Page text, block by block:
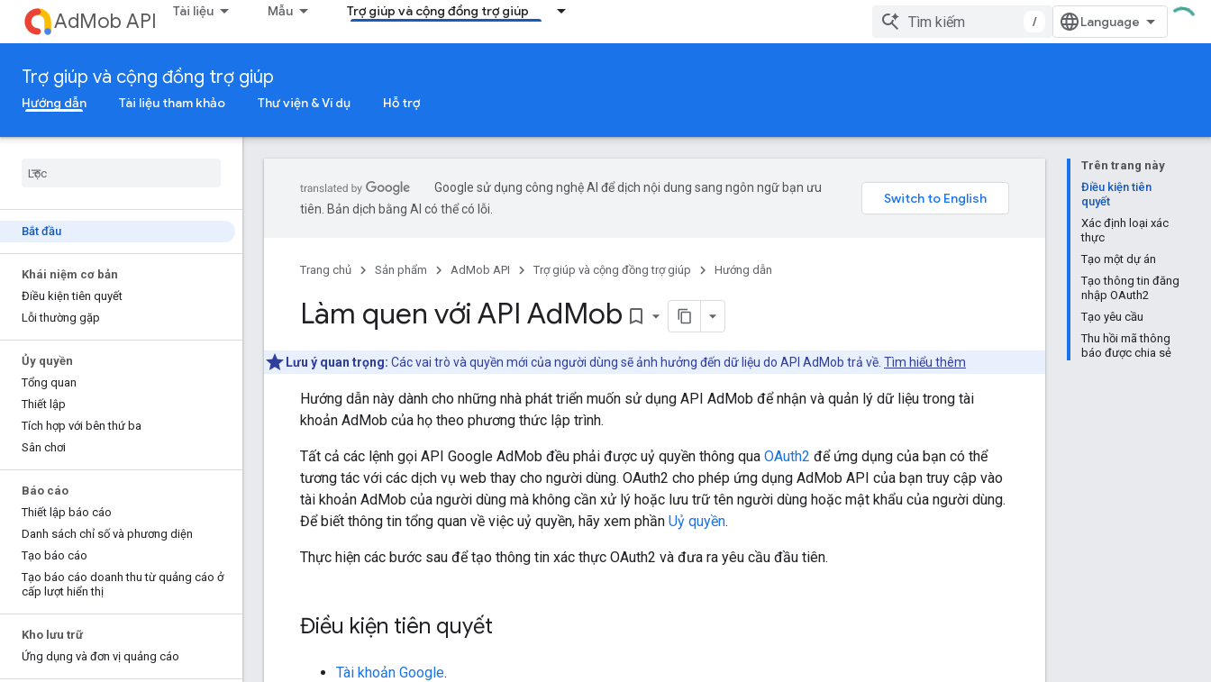
AdMob API Tài liệu Mẫu Trợ giúp và cộng đồng trợ giúp
/
Trợ giúp và cộng đồng trợ giúp
Hướng dẫn Tài liệu tham khảo Thư viện & Ví dụ Hỗ trợ
Bắt đầu
Khái niệm cơ bản
Điều kiện tiên quyết
Lỗi thường gặp
Ủy quyền
Tổng quan
Thiết lập
Tích hợp với bên thứ ba
Sân chơi
Báo cáo
Thiết lập báo cáo
Danh sách chỉ số và phương diện
Tạo báo cáo
Tạo báo cáo doanh thu từ quảng cáo ở
cấp lượt hiển thị
Kho lưu trữ
Ứng dụng và đơn vị quảng cáo
Trên trang này
Điều kiện tiên
quyết
Xác định loại xác
thực
Tạo một dự án
Tạo thông tin đăng
nhập OAuth2
Tạo yêu cầu
Thu hồi mã thông
báo được chia sẻ
Google sử dụng công nghệ AI để dịch nội dung sang ngôn ngữ bạn ưu
tiên. Bản dịch bằng AI có thể có lỗi.
Trang chủ Sản phẩm AdMob API Trợ giúp và cộng đồng trợ giúp Hướng dẫn
Làm quen với API AdMob bookmark_border
Lưu ý quan trọng: Các vai trò và quyền mới của người dùng sẽ ảnh hưởng đến dữ liệu do API AdMob trả về. Tìm hiểu thêm
Hướng dẫn này dành cho những nhà phát triển muốn sử dụng API AdMob để nhận và quản lý dữ liệu trong tài
khoản AdMob của họ theo phương thức lập trình.
Tất cả các lệnh gọi API Google AdMob đều phải được uỷ quyền thông qua OAuth2 để ứng dụng của bạn có thể
tương tác với các dịch vụ web thay cho người dùng. OAuth2 cho phép ứng dụng AdMob API của bạn truy cập vào
tài khoản AdMob của người dùng mà không cần xử lý hoặc lưu trữ tên người dùng hoặc mật khẩu của người dùng.
Để biết thông tin tổng quan về việc uỷ quyền, hãy xem phần Uỷ quyền.
Thực hiện các bước sau để tạo thông tin xác thực OAuth2 và đưa ra yêu cầu đầu tiên.
Điều kiện tiên quyết
Tài khoản Google.